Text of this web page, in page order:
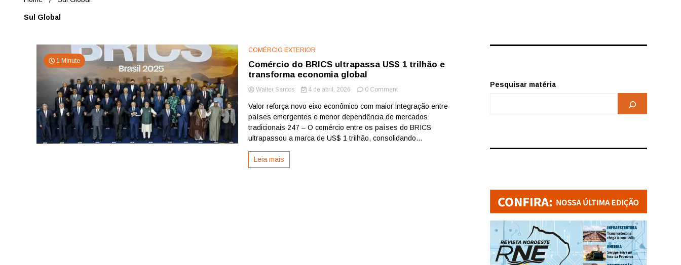
Sul Global
1 Minute
COMÉRCIO EXTERIOR
Comércio do BRICS ultrapassa US$ 1 trilhão e
transforma economia global
Walter Santos 4 de abril, 2026 0 Commenton
do
BRICS
ultrapassa
US$
Valor reforça novo eixo econômico com maior integração entre
países emergentes e menor dependência de mercados
tradicionais 247 – O comércio entre os países do BRICS
ultrapassou a marca de US$ 1 trilhão, consolidando...
Leia mais
Pesquisar matéria